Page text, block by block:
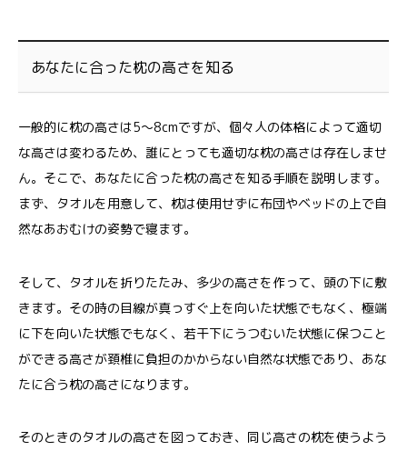
あなたに合った枕の高さを知る
一般的に枕の高さは5～8cmですが、個々人の体格によって適切
な高さは変わるため、誰にとっても適切な枕の高さは存在しませ
ん。そこで、あなたに合った枕の高さを知る手順を説明します。
まず、タオルを用意して、枕は使用せずに布団やベッドの上で自
然なあおむけの姿勢で寝ます。
そして、タオルを折りたたみ、多少の高さを作って、頭の下に敷
きます。その時の目線が真っすぐ上を向いた状態でもなく、極端
に下を向いた状態でもなく、若干下にうつむいた状態に保つこと
ができる高さが頚椎に負担のかからない自然な状態であり、あな
たに合う枕の高さになります。
そのときのタオルの高さを図っておき、同じ高さの枕を使うよう